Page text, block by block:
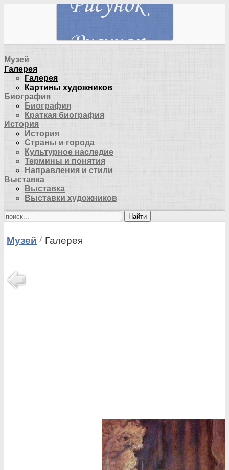
Музей
Галерея
Галерея
Картины художников
Биография
Биография
Краткая биография
История
История
Страны и города
Культурное наследие
Термины и понятия
Направления и стили
Выставка
Выставка
Выставки художников
Найти
Музей Галерея